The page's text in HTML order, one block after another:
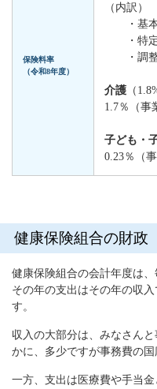
保険料率
（令和8年度）
（内訳）
・基本
・特定
・調整
介護 （
1.7％（事
子ども・
0.23％（
健康保険組合の財政
健康保険組合の会計年度は、
その年の支出はその年の収
す。
収入の大部分は、みなさん
かに、多少ですが事務費の国
一方、支出は医療費や手当